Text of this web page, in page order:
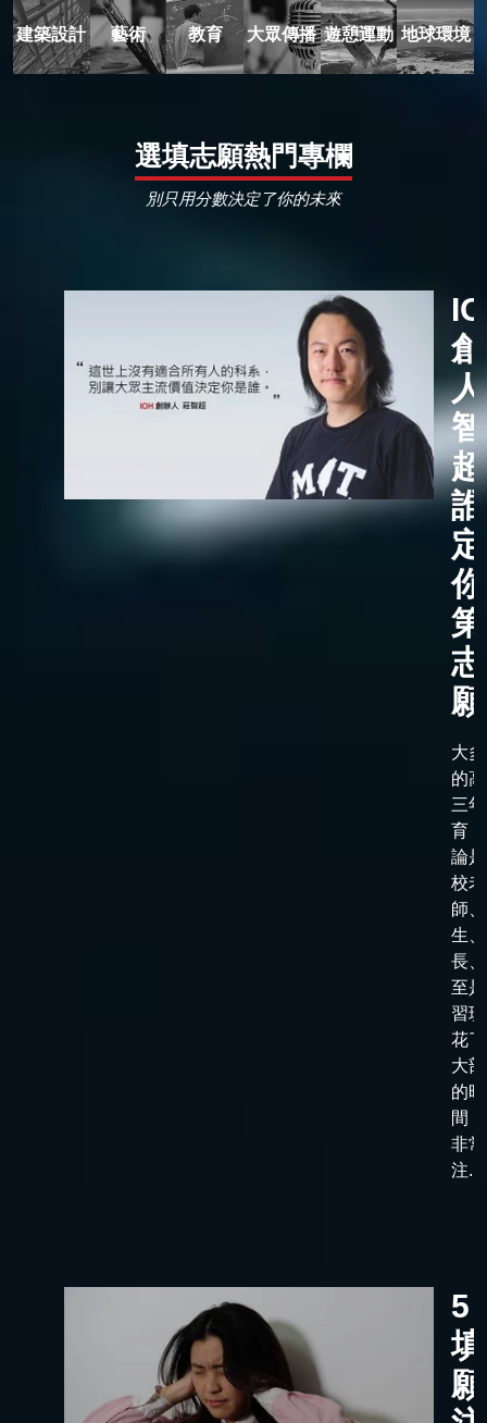
建築設計 藝術 教育 大眾傳播 遊憩運動 地球環境
選填志願熱門專欄
別只用分數決定了你的未來
智
志
大
的
三
育
論
校老
師
生
長
至
習
花
大
的時
間
非
注...
5